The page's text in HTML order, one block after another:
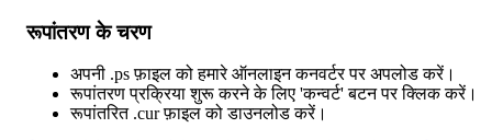
रूपांतरण के चरण
अपनी .ps फ़ाइल को हमारे ऑनलाइन कनवर्टर पर अपलोड करें।
रूपांतरण प्रक्रिया शुरू करने के लिए 'कन्वर्ट' बटन पर क्लिक करें।
रूपांतरित .cur फ़ाइल को डाउनलोड करें।